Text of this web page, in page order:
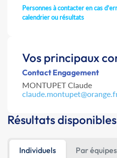
Personnes à contacter en cas
calendrier ou résultats
Vos principaux
Contact Engagement
MONTUPET Claude
Résultats disponibles
Individuels Par équipes